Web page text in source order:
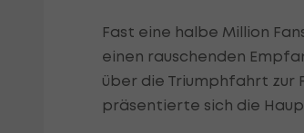
Fast eine halbe Million
einen rauschenden
über die Triumphfahrt zur
präsentierte sich die